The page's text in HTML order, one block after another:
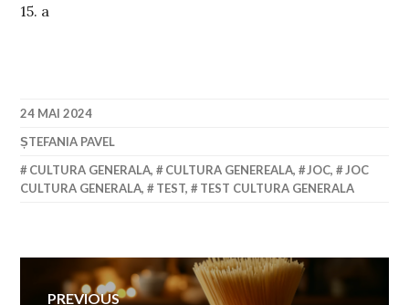
15. a
24 MAI 2024
ȘTEFANIA PAVEL
CULTURA GENERALA, CULTURA GENEREALA, JOC,
JOC
CULTURA GENERALA, TEST, TEST CULTURA GENERALA
Navigare
PREVIOUS